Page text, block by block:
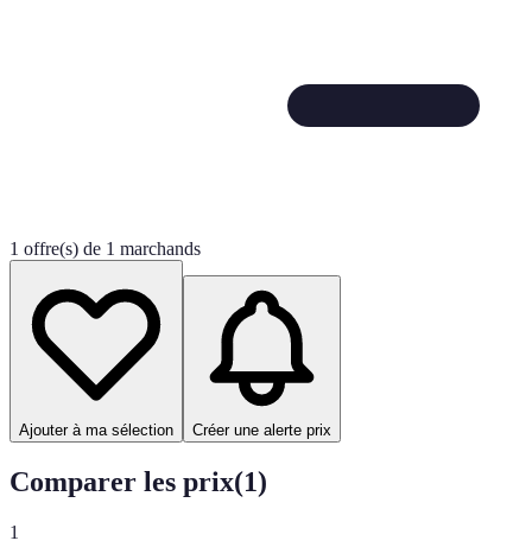
1 offre(s) de 1 marchands
Ajouter à ma sélection Créer une alerte prix
Comparer les prix(1)
1